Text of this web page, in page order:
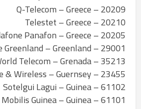
20209 – Q-Telecom – Greece
20210 – Telestet – Greece
20205 – Vodafone Panafon – Greece
29001 – Tele Greenland – Greenland
35213 – Trans-World Telecom – Grenada
23455 – Cable & Wireless – Guernsey
61102 – Sotelgui Lagui – Guinea
61101 – Mobilis Guinea – Guinea